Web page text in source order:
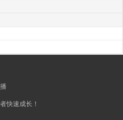
快速成长！